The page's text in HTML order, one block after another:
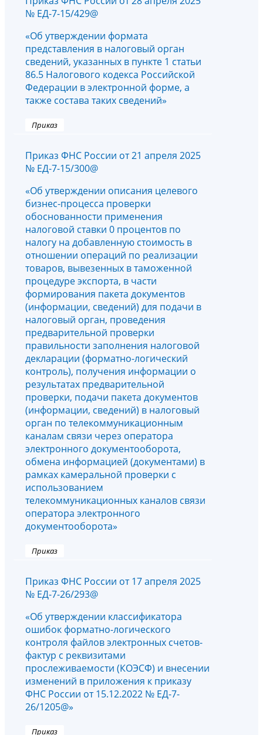
№ ЕД-7-15/429@
«Об утверждении формата
представления в налоговый орган
сведений, указанных в пункте 1 статьи
86.5 Налогового кодекса Российской
Федерации в электронной форме, а
также состава таких сведений»
Приказ
Приказ ФНС России от 21 апреля 2025
№ ЕД-7-15/300@
«Об утверждении описания целевого
бизнес-процесса проверки
обоснованности применения
налоговой ставки 0 процентов по
налогу на добавленную стоимость в
отношении операций по реализации
товаров, вывезенных в таможенной
процедуре экспорта, в части
формирования пакета документов
(информации, сведений) для подачи в
налоговый орган, проведения
предварительной проверки
правильности заполнения налоговой
декларации (форматно-логический
контроль), получения информации о
результатах предварительной
проверки, подачи пакета документов
(информации, сведений) в налоговый
орган по телекоммуникационным
каналам связи через оператора
электронного документооборота,
обмена информацией (документами) в
рамках камеральной проверки с
использованием
телекоммуникационных каналов связи
оператора электронного
документооборота»
Приказ
Приказ ФНС России от 17 апреля 2025
№ ЕД-7-26/293@
«Об утверждении классификатора
ошибок форматно-логического
контроля файлов электронных счетов-
фактур с реквизитами
прослеживаемости (КОЭСФ) и внесении
изменений в приложения к приказу
ФНС России от 15.12.2022 № ЕД-7-
26/1205@»
Приказ